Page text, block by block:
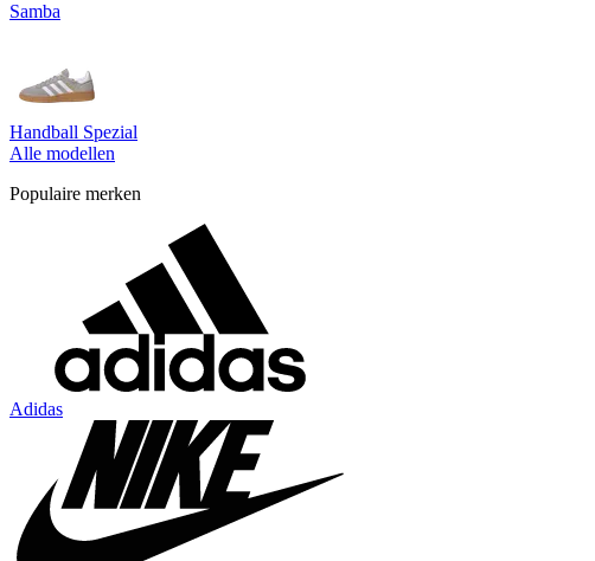
Samba
Handball Spezial
Alle modellen
Populaire merken
Adidas